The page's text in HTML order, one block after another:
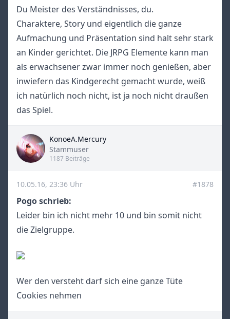
Du Meister des Verständnisses, du.
Charaktere, Story und eigentlich die ganze
Aufmachung und Präsentation sind halt sehr stark
an Kinder gerichtet. Die JRPG Elemente kann man
als erwachsener zwar immer noch genießen, aber
inwiefern das Kindgerecht gemacht wurde, weiß
ich natürlich noch nicht, ist ja noch nicht draußen
das Spiel.
KonoeA.Mercury
Title
Stammuser
1187 Beiträge
10.05.16, 23:36 Uhr #1878
Pogo schrieb:
Leider bin ich nicht mehr 10 und bin somit nicht
die Zielgruppe.
Wer den versteht darf sich eine ganze Tüte
Cookies nehmen